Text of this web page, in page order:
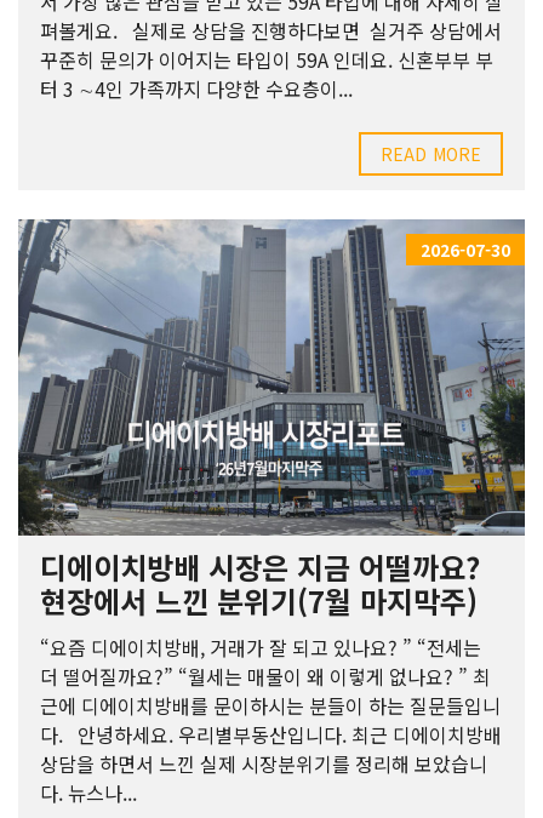
펴볼게요. 실제로 상담을 진행하다보면 실거주 상담에서
꾸준히 문의가 이어지는 타입이 59A 인데요. 신혼부부 부
터 3 ∼4인 가족까지 다양한 수요층이...
READ MORE
2026-07-30
디에이치방배 시장은 지금 어떨까요?
현장에서 느낀 분위기(7월 마지막주)
“요즘 디에이치방배, 거래가 잘 되고 있나요? ” “전세는
더 떨어질까요?” “월세는 매물이 왜 이렇게 없나요? ” 최
근에 디에이치방배를 문이하시는 분들이 하는 질문들입니
다. 안녕하세요. 우리별부동산입니다. 최근 디에이치방배
상담을 하면서 느낀 실제 시장분위기를 정리해 보았습니
다. 뉴스나...